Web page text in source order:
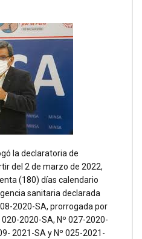
la declaratoria de
del 2 de marzo de 2022,
(180) días calendario
sanitaria declarada
2020-SA, prorrogada por
2020-SA, Nº 027-2020-
2021-SA y Nº 025-2021-